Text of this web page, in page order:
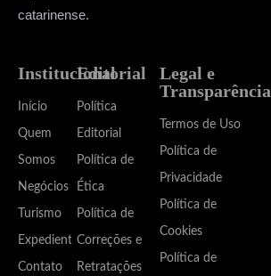
catarinense.
Institucional
Início
Quem
Somos
Negócios
Turismo
Expediente
Contato
Editorial
Política
Editorial
Política de
Ética
Política de
Correções e
Retratações
Legal e
Transparência
Termos de Uso
Política de
Privacidade
Política de
Cookies
Política de